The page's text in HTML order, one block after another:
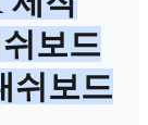
보드
쉬보드